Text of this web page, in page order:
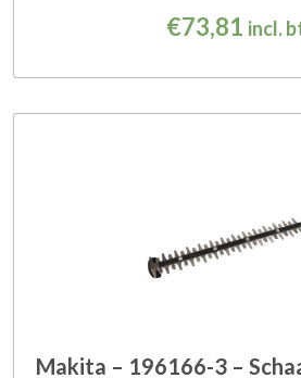
€73,81 incl.
Makita – 196166-3 –